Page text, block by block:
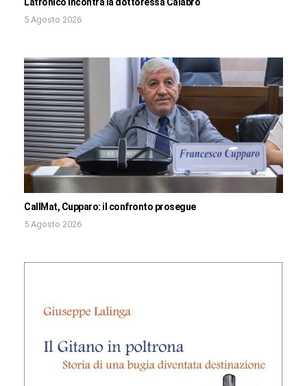
5 Agosto 2026
CallMat, Cupparo: il confronto prosegue
5 Agosto 2026